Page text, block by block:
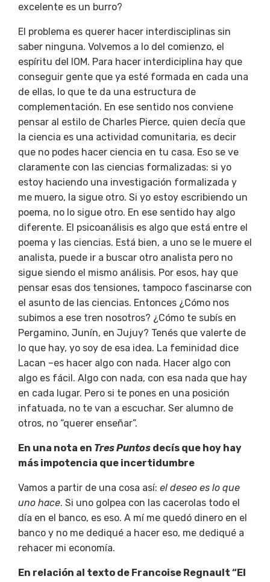
excelente es un burro?
El problema es querer hacer interdisciplinas sin
saber ninguna. Volvemos a lo del comienzo, el
espíritu del IOM. Para hacer interdiciplina hay que
conseguir gente que ya esté formada en cada una
de ellas, lo que te da una estructura de
complementación. En ese sentido nos conviene
pensar al estilo de Charles Pierce, quien decía que
la ciencia es una actividad comunitaria, es decir
que no podes hacer ciencia en tu casa. Eso se ve
claramente con las ciencias formalizadas: si yo
estoy haciendo una investigación formalizada y
me muero, la sigue otro. Si yo estoy escribiendo un
poema, no lo sigue otro. En ese sentido hay algo
diferente. El psicoanálisis es algo que está entre el
poema y las ciencias. Está bien, a uno se le muere el
analista, puede ir a buscar otro analista pero no
sigue siendo el mismo análisis. Por esos, hay que
pensar esas dos tensiones, tampoco fascinarse con
el asunto de las ciencias. Entonces ¿Cómo nos
subimos a ese tren nosotros? ¿Cómo te subís en
Pergamino, Junín, en Jujuy? Tenés que valerte de
lo que hay, yo soy de esa idea. La feminidad dice
Lacan –es hacer algo con nada. Hacer algo con
algo es fácil. Algo con nada, con esa nada que hay
en cada lugar. Pero si te pones en una posición
infatuada, no te van a escuchar. Ser alumno de
otros, no “querer enseñar”.
En una nota en Tres Puntos decís que hoy hay
más impotencia que incertidumbre
Vamos a partir de una cosa así: el deseo es lo que
uno hace. Si uno golpea con las cacerolas todo el
día en el banco, es eso. A mí me quedó dinero en el
banco y no me dediqué a hacer eso, me dediqué a
rehacer mi economía.
En relación al texto de Francoise Regnault “El